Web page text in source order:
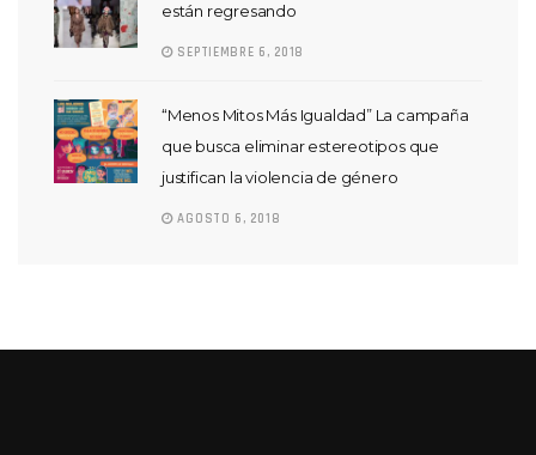
están regresando
SEPTIEMBRE 6, 2018
“Menos Mitos Más Igualdad” La campaña
que busca eliminar estereotipos que
justifican la violencia de género
AGOSTO 6, 2018